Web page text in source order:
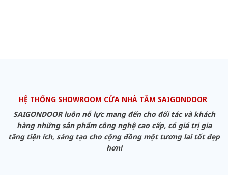
HỆ THỐNG SHOWROOM CỬA NHÀ TẮM SAIGONDOOR
SAIGONDOOR luôn nỗ lực mang đến cho đối tác và khách
hàng những sản phẩm công nghệ cao cấp, có giá trị gia
tăng tiện ích, sáng tạo cho cộng đồng một tương lai tốt đẹp
hơn!